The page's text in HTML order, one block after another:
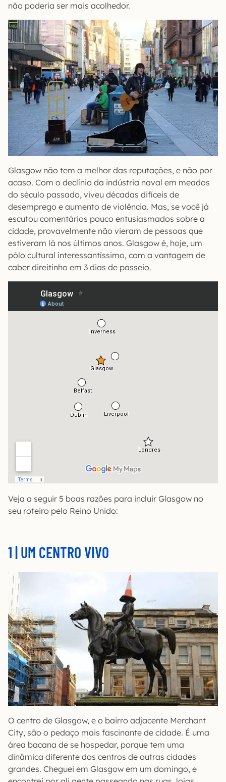
não poderia ser mais acolhedor.
Glasgow não tem a melhor das reputações, e não por
acaso. Com o declínio da indústria naval em meados
do século passado, viveu décadas difíceis de
desemprego e aumento de violência. Mas, se você já
escutou comentários pouco entusiasmados sobre a
cidade, provavelmente não vieram de pessoas que
estiveram lá nos últimos anos. Glasgow é, hoje, um
pólo cultural interessantíssimo, com a vantagem de
caber direitinho em 3 dias de passeio.
Veja a seguir 5 boas razões para incluir Glasgow no
seu roteiro pelo Reino Unido:
1 | UM CENTRO VIVO
O centro de Glasgow, e o bairro adjacente Merchant
City, são o pedaço mais fascinante de cidade. É uma
área bacana de se hospedar, porque tem uma
dinâmica diferente dos centros de outras cidades
grandes. Cheguei em Glasgow em um domingo, e